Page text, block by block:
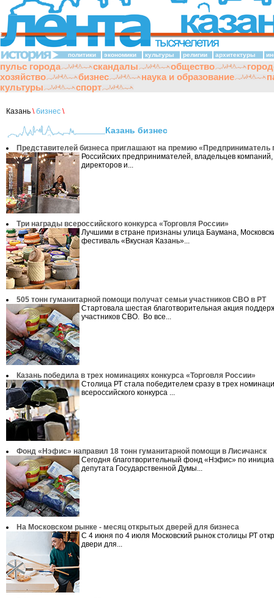
политики экономики культуры религии архитектуры
пульс города скандалы общество
хозяйство
бизнес наука и образование
культуры
спорт
Казань \ бизнес \
Казань бизнес
Представителей бизнеса приглашают на премию «Предприниматель
Российских предпринимателей, владельцев
директоров и...
Три награды всероссийского конкурса «Торговля России»
Лучшими в стране признаны улица Баумана,
фестиваль «Вкусная Казань»...
505 тонн гуманитарной помощи получат семьи участников СВО в РТ
Стартовала шестая благотворительная акция
участников СВО. Во все...
Казань победила в трех номинациях конкурса «Торговля России»
Столица РТ стала победителем сразу в трех
всероссийского конкурса ...
Фонд «Нэфис» направил 18 тонн гуманитарной помощи в Лисичанск
Сегодня благотворительный фонд «Нэфис» по
депутата Государственной Думы...
На Московском рынке - месяц открытых дверей для бизнеса
С 4 июня по 4 июля Московский рынок столицы РТ
двери для...